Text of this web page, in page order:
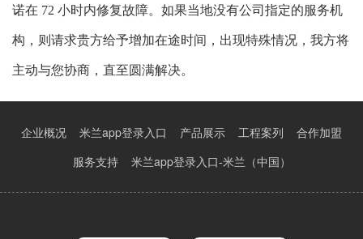
诺在 72 小时内修复故障。如果当地没有公司指定的服务机
构，则请求贵方给予增加在途时间，出现特殊情况，我方将
主动与您协商，直至圆满解决。
企业概况 米兰app登录入口 产品展示 工程案列
合作加盟
服务支持
米兰app登录入口-米兰（中国）